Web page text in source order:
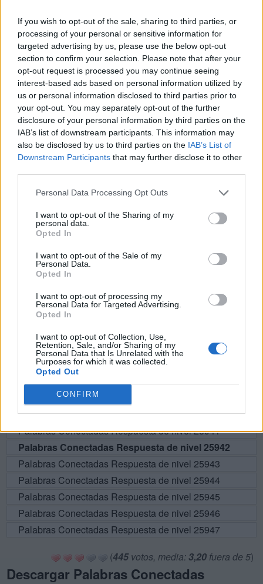
If you wish to opt-out of the sale, sharing to third parties, or
processing of your personal or sensitive information for
targeted advertising by us, please use the below opt-out
section to confirm your selection. Please note that after your
opt-out request is processed you may continue seeing
interest-based ads based on personal information utilized by
us or personal information disclosed to third parties prior to
your opt-out. You may separately opt-out of the further
disclosure of your personal information by third parties on the
IAB’s list of downstream participants. This information may
also be disclosed by us to third parties on the IAB’s List of
Downstream Participants that may further disclose it to other
Personal Data Processing Opt Outs
I want to opt-out of the Sharing of my
personal data.
Opted In
I want to opt-out of the Sale of my
Personal Data.
Opted In
I want to opt-out of processing my
Personal Data for Targeted Advertising.
Opted In
I want to opt-out of Collection, Use,
Retention, Sale, and/or Sharing of my
Personal Data that Is Unrelated with the
Purposes for which it was collected.
Opted Out
CONFIRM
Palabras extra:
A
J
A
A
L
A
L
A N
A
L
A J
A
N
A J
A
J
A L E
N
A
L E J A
N
L E
A
J
J E
RESPUESTAS
Por favor seleccione los niveles:
Palabras Conectadas Respuesta de nivel 25937
Palabras Conectadas Respuesta de nivel 25938
Palabras Conectadas Respuesta de nivel 25939
Palabras Conectadas Respuesta de nivel 25940
Palabras Conectadas Respuesta de nivel 25941
Palabras Conectadas Respuesta de nivel 25942
Palabras Conectadas Respuesta de nivel 25943
Palabras Conectadas Respuesta de nivel 25944
Palabras Conectadas Respuesta de nivel 25945
Palabras Conectadas Respuesta de nivel 25946
Palabras Conectadas Respuesta de nivel 25947
(445votos, media: 3,20 fuera de 5)
Descargar Palabras Conectadas